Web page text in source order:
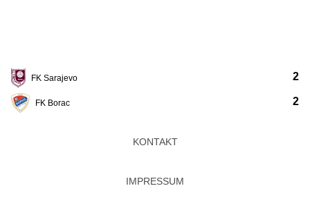
FK Sarajevo
FK Borac
2
2
KONTAKT
IMPRESSUM